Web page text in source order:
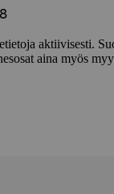
aktiivisesti.
aina myös